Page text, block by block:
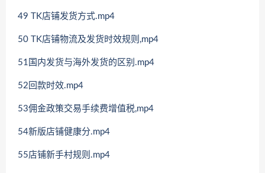
49 TK店铺发货方式.mp4
50 TK店铺物流及发货时效规则,mp4
51国内发货与海外发货的区别.mp4
52回款时效.mp4
53佣金政策交易手续费增值税,mp4
54新版店铺健康分.mp4
55店铺新手村规则.mp4